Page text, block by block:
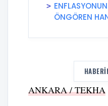
ÖNGÖREN
ANKARA / TEKHA